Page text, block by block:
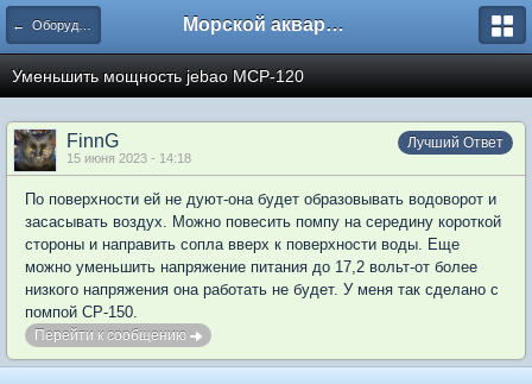
← Оборудование, технические вопросы Морской аквариум. Форумы ReefCentral.ru
Уменьшить мощность jebao MCP-120
Лучший Ответ
FinnG
15 июня 2023 - 14:18
По поверхности ей не дуют-она будет образовывать водоворот и
засасывать воздух. Можно повесить помпу на середину короткой
стороны и направить сопла вверх к поверхности воды. Еще
можно уменьшить напряжение питания до 17,2 вольт-от более
низкого напряжения она работать не будет. У меня так сделано с
помпой СР-150.
Перейти к сообщению